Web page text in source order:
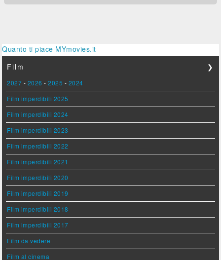
Quanto ti piace MYmovies.it
Film
❯
2027 - 2026 -2025 - 2024
Film imperdibili 2025
Film imperdibili 2024
Film imperdibili 2023
Film imperdibili 2022
Film imperdibili 2021
Film imperdibili 2020
Film imperdibili 2019
Film imperdibili 2018
Film imperdibili 2017
Film da vedere
Film al cinema